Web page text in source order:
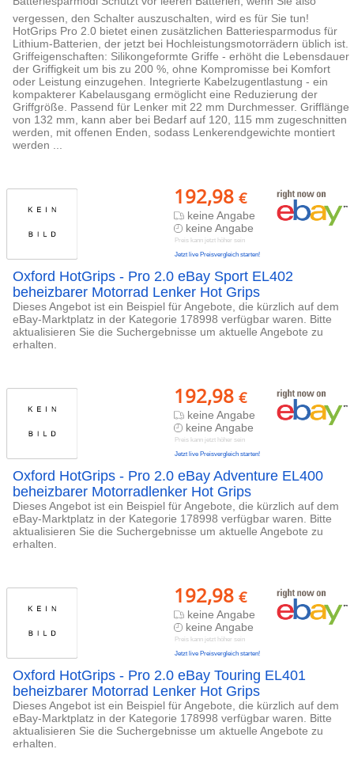
vergessen, den Schalter auszuschalten, wird es für Sie tun!
HotGrips Pro 2.0 bietet einen zusätzlichen Batteriesparmodus für
Lithium-Batterien, der jetzt bei Hochleistungsmotorrädern üblich ist.
Griffeigenschaften: Silikongeformte Griffe - erhöht die Lebensdauer
der Griffigkeit um bis zu 200 %, ohne Kompromisse bei Komfort
oder Leistung einzugehen. Integrierte Kabelzugentlastung - ein
kompakterer Kabelausgang ermöglicht eine Reduzierung der
Griffgröße. Passend für Lenker mit 22 mm Durchmesser. Grifflänge
von 132 mm, kann aber bei Bedarf auf 120, 115 mm zugeschnitten
werden, mit offenen Enden, sodass Lenkerendgewichte montiert
werden ...
192,98 €
keine Angabe
keine Angabe
Preis kann jetzt höher sein
Jetzt live Preisvergleich starten!
Oxford HotGrips - Pro 2.0 eBay Sport EL402
beheizbarer Motorrad Lenker Hot Grips
Dieses Angebot ist ein Beispiel für Angebote, die kürzlich auf dem
eBay-Marktplatz in der Kategorie 178998 verfügbar waren. Bitte
aktualisieren Sie die Suchergebnisse um aktuelle Angebote zu
erhalten.
192,98 €
keine Angabe
keine Angabe
Preis kann jetzt höher sein
Jetzt live Preisvergleich starten!
Oxford HotGrips - Pro 2.0 eBay Adventure EL400
beheizbarer Motorradlenker Hot Grips
Dieses Angebot ist ein Beispiel für Angebote, die kürzlich auf dem
eBay-Marktplatz in der Kategorie 178998 verfügbar waren. Bitte
aktualisieren Sie die Suchergebnisse um aktuelle Angebote zu
erhalten.
192,98 €
keine Angabe
keine Angabe
Preis kann jetzt höher sein
Jetzt live Preisvergleich starten!
Oxford HotGrips - Pro 2.0 eBay Touring EL401
beheizbarer Motorrad Lenker Hot Grips
Dieses Angebot ist ein Beispiel für Angebote, die kürzlich auf dem
eBay-Marktplatz in der Kategorie 178998 verfügbar waren. Bitte
aktualisieren Sie die Suchergebnisse um aktuelle Angebote zu
erhalten.